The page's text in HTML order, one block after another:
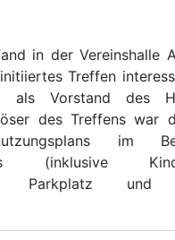
in der Vereinshalle
Treffen
Vorstand des
des Treffens war
im
(inklusive
Parkplatz und